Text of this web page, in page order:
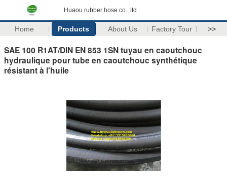
Huaou rubber hose co., ltd
Home Products About Us Factory Tour >>
SAE 100 R1AT/DIN EN 853 1SN tuyau en caoutchouc
hydraulique pour tube en caoutchouc synthétique
résistant à l'huile